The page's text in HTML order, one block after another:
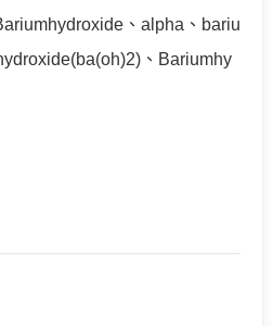
、alpha、bariu
、Bariumhy